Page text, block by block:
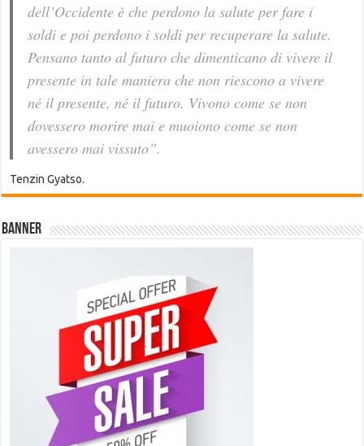
dell’Occidente è che perdono la salute per fare i
soldi e poi perdono i soldi per recuperare la salute.
Pensano tanto al futuro che dimenticano di vivere il
presente in tale maniera che non riescono a vivere
né il presente, né il futuro. Vivono come se non
dovessero morire mai e muoiono come se non
avessero mai vissuto”.
Tenzin Gyatso.
Banner